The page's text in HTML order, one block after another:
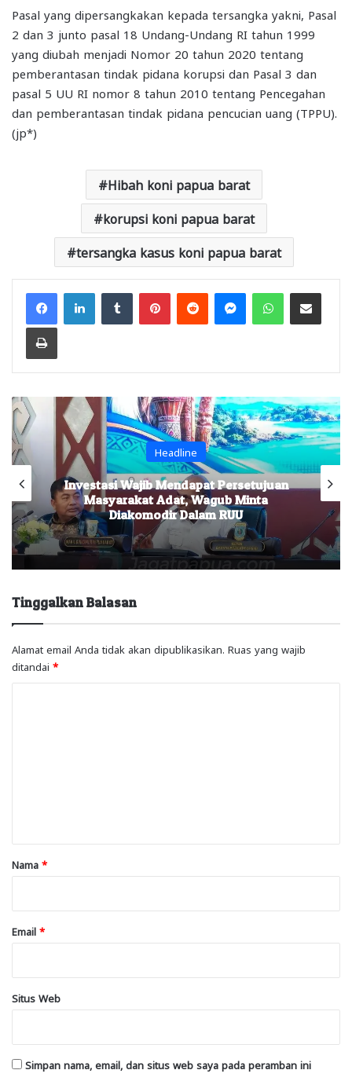
Pasal yang dipersangkakan kepada tersangka yakni, Pasal
2 dan 3 junto pasal 18 Undang-Undang RI tahun 1999
yang diubah menjadi Nomor 20 tahun 2020 tentang
pemberantasan tindak pidana korupsi dan Pasal 3 dan
pasal 5 UU RI nomor 8 tahun 2010 tentang Pencegahan
dan pemberantasan tindak pidana pencucian uang (TPPU).
(jp*)
Hibah koni papua barat
korupsi koni papua barat
tersangka kasus koni papua barat
FacebookLinkedInTumblr PinterestReddit MessengerWhatsAppShare via Email
Print
Headline
Investasi Wajib Mendapat Persetujuan
Masyarakat Adat, Wagub Minta
Diakomodir Dalam RUU
Tinggalkan Balasan
Alamat email Anda tidak akan dipublikasikan. Ruas yang wajib
ditandai *
rNama *
Email *
Situs Web
Simpan nama, email, dan situs web saya pada peramban ini